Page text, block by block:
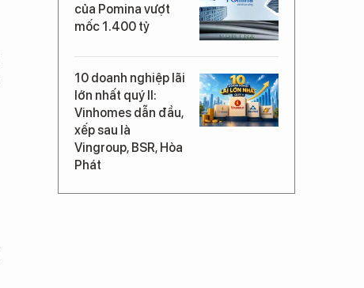
của Pomina vượt
mốc 1.400 tỷ
10 doanh nghiệp lãi
lớn nhất quý II:
Vinhomes dẫn đầu,
xếp sau là
Vingroup, BSR, Hòa
Phát